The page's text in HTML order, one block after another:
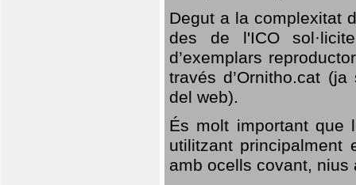
Degut a la complexitat
des de l'ICO
d’exemplars
través d’Ornitho.cat
del web).
És molt important que
utilitzant
amb ocells covant,